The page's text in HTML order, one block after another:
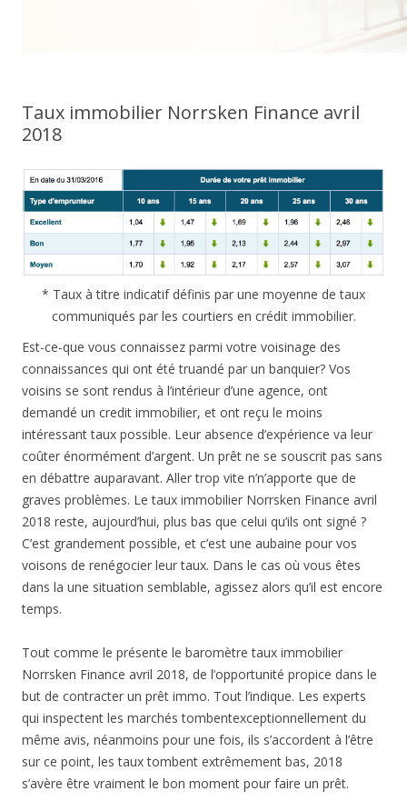
Taux immobilier Norrsken Finance avril
2018
* Taux à titre indicatif définis par une moyenne de taux
communiqués par les courtiers en crédit immobilier.
Est-ce-que vous connaissez parmi votre voisinage des
connaissances qui ont été truandé par un banquier? Vos
voisins se sont rendus à l’intérieur d’une agence, ont
demandé un credit immobilier, et ont reçu le moins
intéressant taux possible. Leur absence d’expérience va leur
coûter énormément d’argent. Un prêt ne se souscrit pas sans
en débattre auparavant. Aller trop vite n’n’apporte que de
graves problèmes. Le taux immobilier Norrsken Finance avril
2018 reste, aujourd’hui, plus bas que celui qu’ils ont signé ?
C’est grandement possible, et c’est une aubaine pour vos
voisons de renégocier leur taux. Dans le cas où vous êtes
dans la une situation semblable, agissez alors qu’il est encore
temps.
Tout comme le présente le baromètre taux immobilier
Norrsken Finance avril 2018, de l’opportunité propice dans le
but de contracter un prêt immo. Tout l’indique. Les experts
qui inspectent les marchés tombentexceptionnellement du
même avis, néanmoins pour une fois, ils s’accordent à l’être
sur ce point, les taux tombent extrêmement bas, 2018
s’avère être vraiment le bon moment pour faire un prêt.